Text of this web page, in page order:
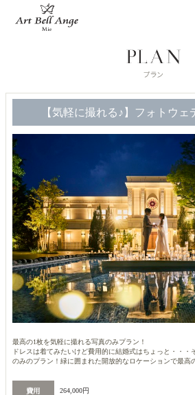
【気軽に撮れる♪】フォトウェ
最高の1枚を気軽に撮れる写真のみプラン！
ドレスは着てみたいけど費用的に結婚式はちょっと・・・
のみのプラン！緑に囲まれた開放的なロケーションで最高
264,000円